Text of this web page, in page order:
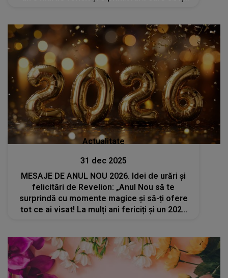
Actualitate
31 dec 2025
MESAJE DE ANUL NOU 2026. Idei de urări şi
felicitări de Revelion: „Anul Nou să te
surprindă cu momente magice și să-ți ofere
tot ce ai visat! La mulți ani fericiți și un 2026